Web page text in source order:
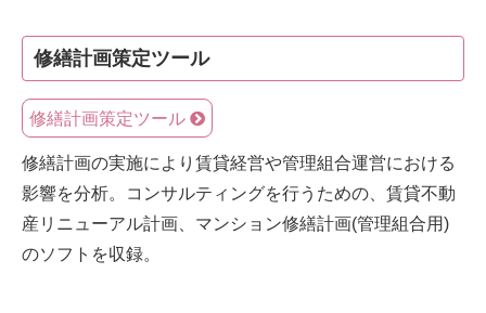
修繕計画策定ツール
修繕計画策定ツール
修繕計画の実施により賃貸経営や管理組合運営における
影響を分析。コンサルティングを行うための、賃貸不動
産リニューアル計画、マンション修繕計画(管理組合用)
のソフトを収録。